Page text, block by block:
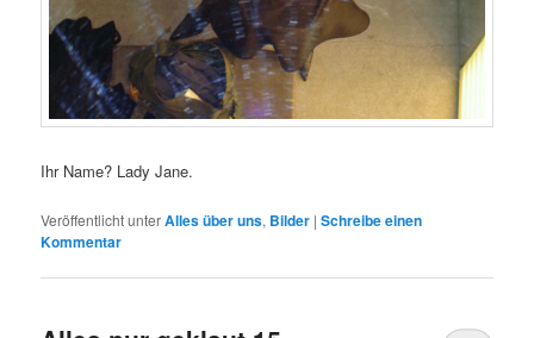
Ihr Name? Lady Jane.
Veröffentlicht unterAlles über uns, Bilder |Schreibe einen
Kommentar